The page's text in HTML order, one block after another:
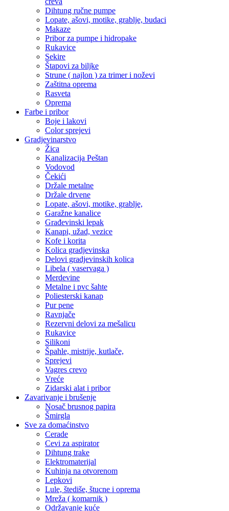
Dihtung ručne pumpe
Lopate, ašovi, motike, grablje, budaci
Makaze
Pribor za pumpe i hidropake
Rukavice
Sekire
Štapovi za biljke
Strune ( najlon ) za trimer i noževi
Zaštitna oprema
Rasveta
Oprema
Farbe i pribor
Boje i lakovi
Color sprejevi
Gradjevinarstvo
Žica
Kanalizacija Peštan
Vodovod
Čekići
Držale metalne
Držale drvene
Lopate, ašovi, motike, grablje,
Garažne kanalice
Građevinski lepak
Kanapi, užad, vezice
Kofe i korita
Kolica gradjevinska
Delovi gradjevinskih kolica
Libela ( vaservaga )
Merdevine
Metalne i pvc šahte
Poliesterski kanap
Pur pene
Ravnjače
Rezervni delovi za mešalicu
Rukavice
Silikoni
Špahle, mistrije, kutlače,
Sprejevi
Vagres crevo
Vreće
Zidarski alat i pribor
Zavarivanje i brušenje
Nosač brusnog papira
Šmirgla
Sve za domaćinstvo
Cerade
Cevi za aspirator
Dihtung trake
Elektromaterijal
Kuhinja na otvorenom
Lepkovi
Lule, štediše, štucne i oprema
Mreža ( komarnik )
Održavanje kuće